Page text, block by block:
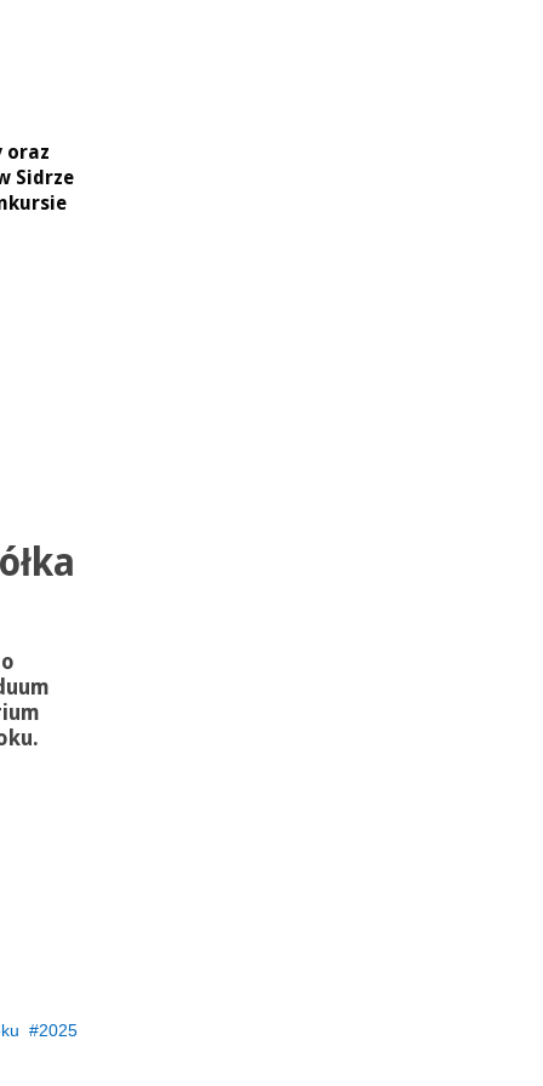
oraz
Sidrze
2025